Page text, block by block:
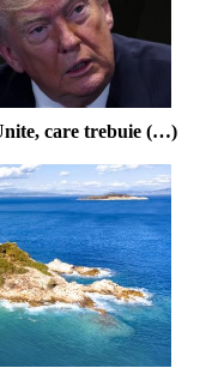
care trebuie (…)